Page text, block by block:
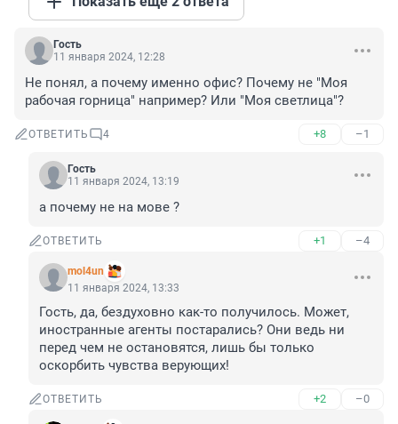
Гость
11 января 2024, 12:28
Не понял, а почему именно офис? Почему не "Моя
рабочая горница" например? Или "Моя светлица"?
ОТВЕТИТЬ 4 +8 –1
Гость
11 января 2024, 13:19
а почему не на мове ?
ОТВЕТИТЬ +1 –4
mol4un
11 января 2024, 13:33
Гость, да, бездуховно как-то получилось. Может,
иностранные агенты постарались? Они ведь ни
перед чем не остановятся, лишь бы только
оскорбить чувства верующих!
ОТВЕТИТЬ +2 –0